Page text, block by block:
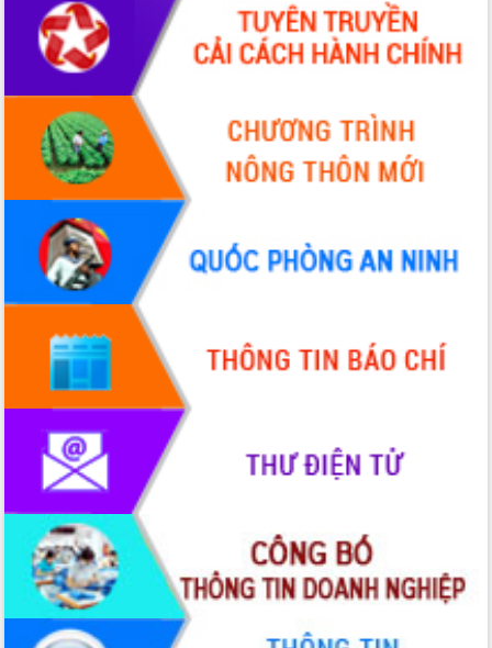
Gặp mặt các cơ quan báo chí nhân Kỷ
niệm 101 năm Ngày Báo chí Cách
mạng Việt Nam
Đắk Lắk sơ kết 4 năm triển khai thực
hiện Đề án 06 của Chính phủ
Họp báo thông tin về Hội nghị Công bố
Quy hoạch và Xúc tiến đầu tư tỉnh Đắk
Khơi thông điểm nghẽn, đẩy nhanh
giải ngân vốn khắc phục thiên tai
HĐND tỉnh thông qua điều chỉnh Quy
hoạch tỉnh thời kỳ 2021-2030
Hội thảo góp ý hồ sơ điều chỉnh quy
hoạch tỉnh Đắk Lắk thời kỳ 2021-2030,
tầm nhìn đến năm 2050
Nâng cao hiệu quả hoạt động của các
Hội nghị triển khai kết nối mạng
truyền số liệu chuyên dùng phục vụ cơ
quan Đảng, Nhà nước
Lễ phát động chuỗi hoạt động chung
tay làm sạch môi trường
Xã Ea Kar bước chuyển mình trong
công tác cải cách hành chính mô hình
mới
UBND tỉnh họp báo định kỳ tháng 4
năm 2026